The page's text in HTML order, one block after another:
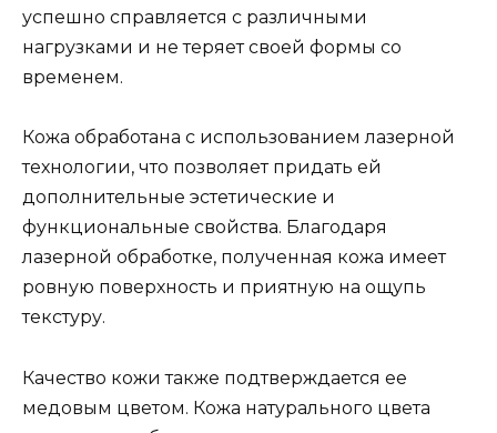
успешно справляется с различными
нагрузками и не теряет своей формы со
временем.
Кожа обработана с использованием лазерной
технологии, что позволяет придать ей
дополнительные эстетические и
функциональные свойства. Благодаря
лазерной обработке, полученная кожа имеет
ровную поверхность и приятную на ощупь
текстуру.
Качество кожи также подтверждается ее
медовым цветом. Кожа натурального цвета